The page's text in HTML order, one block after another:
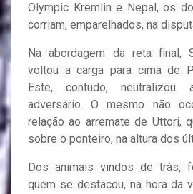
Olympic Kremlin e Nepal, os
corriam, emparelhados, na
Na abordagem da reta final,
voltou a carga para cima de
Este, contudo,
adversário. O mesmo não
relação ao arremate de Uttori,
sobre o ponteiro, na altura dos
Dos animais vindos de trás,
quem se destacou, na hora da